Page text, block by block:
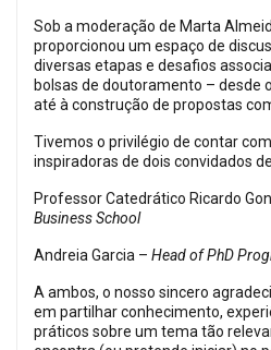
Sob a moderação de Marta
proporcionou um espaço de
diversas etapas e desafios
bolsas de doutoramento – desde
até à construção de propostas
Tivemos o privilégio de contar
inspiradoras de dois convidados
Professor Catedrático Ricardo
Business School
Andreia Garcia – Head of PhD
A ambos, o nosso sincero
em partilhar conhecimento,
práticos sobre um tema tão